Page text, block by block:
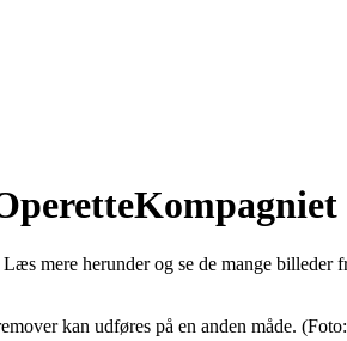
mere herunder og se de mange billeder
kan udføres på en anden måde.